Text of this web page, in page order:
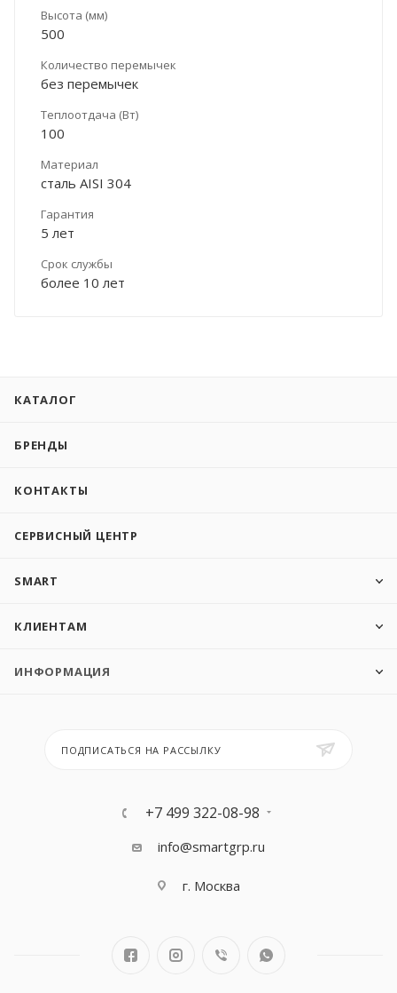
Высота (мм)
500
Количество перемычек
без перемычек
Теплоотдача (Вт)
100
Материал
сталь AISI 304
Гарантия
5 лет
Срок службы
более 10 лет
КАТАЛОГ
БРЕНДЫ
КОНТАКТЫ
СЕРВИСНЫЙ ЦЕНТР
SMART
КЛИЕНТАМ
ИНФОРМАЦИЯ
ПОДПИСАТЬСЯ НА РАССЫЛКУ
+7 499 322-08-98
info@smartgrp.ru
г. Москва